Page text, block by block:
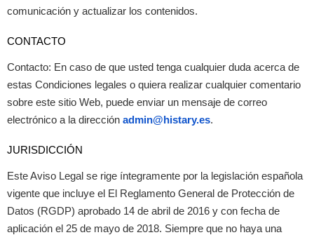
comunicación y actualizar los contenidos.
CONTACTO
Contacto: En caso de que usted tenga cualquier duda acerca de
estas Condiciones legales o quiera realizar cualquier comentario
sobre este sitio Web, puede enviar un mensaje de correo
electrónico a la dirección admin@histary.es.
JURISDICCIÓN
Este Aviso Legal se rige íntegramente por la legislación española
vigente que incluye el El Reglamento General de Protección de
Datos (RGDP) aprobado 14 de abril de 2016 y con fecha de
aplicación el 25 de mayo de 2018. Siempre que no haya una